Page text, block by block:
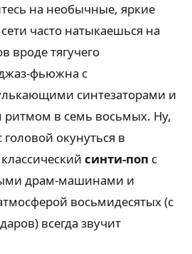
на необычные, яркие
часто натыкаешься на
вроде тягучего
фьюжна с
синтезаторами и
в семь восьмых. Ну,
окунуться в
синти-поп с
драм-машинами и
восьмидесятых (с
всегда звучит